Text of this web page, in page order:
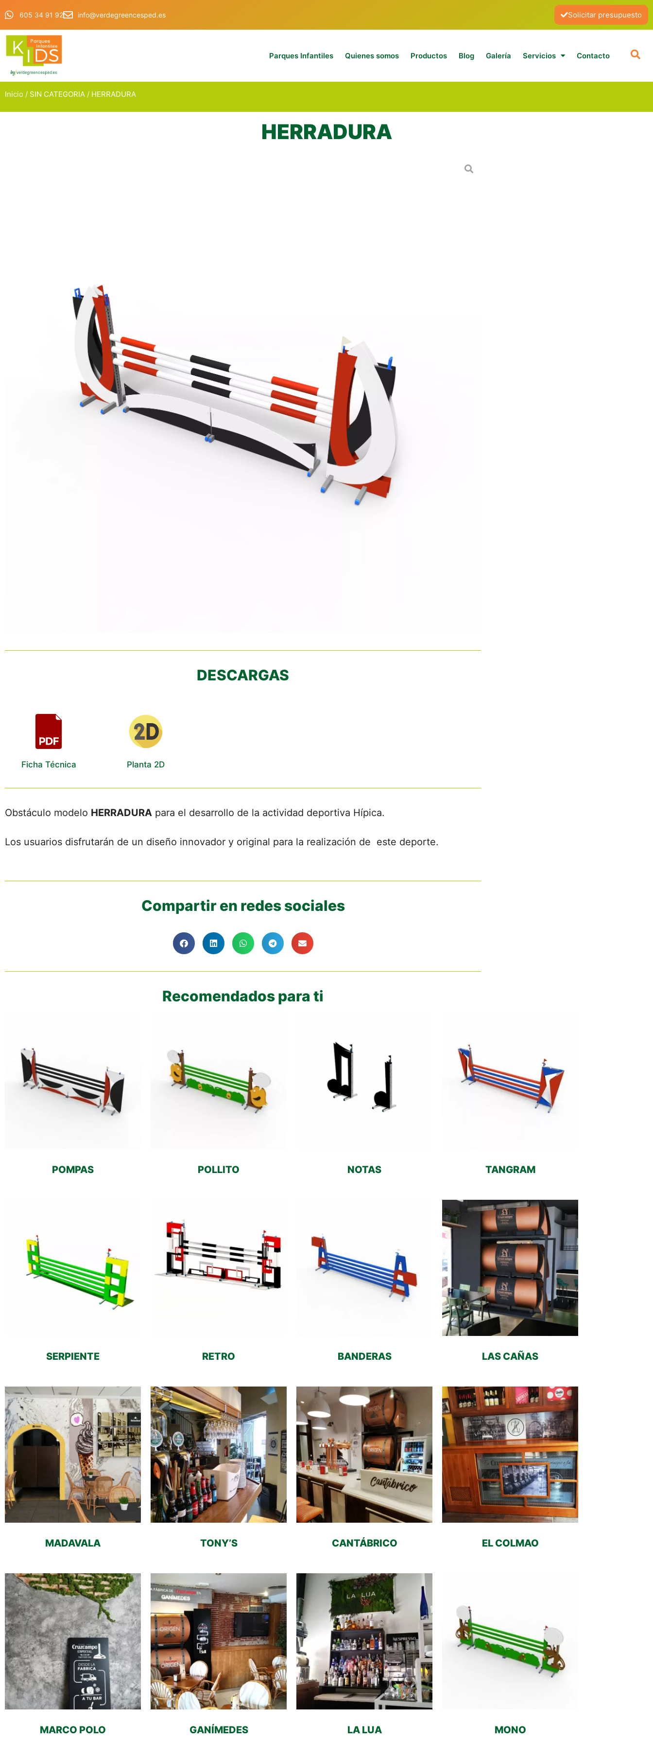
605 34 91 92 info@verdegreencesped.es Solicitar presupuesto
Parques Infantiles Quienes somos Productos Blog Galería Servicios Contacto
Inicio / SIN CATEGORIA / HERRADURA
HERRADURA
DESCARGAS
Ficha Técnica Planta 2D
Obstáculo modelo HERRADURA para el desarrollo de la actividad deportiva Hípica.
Los usuarios disfrutarán de un diseño innovador y original para la realización de este deporte.
Compartir en redes sociales
Recomendados para ti
POMPAS POLLITO NOTAS TANGRAM
SERPIENTE RETRO BANDERAS LAS CAÑAS
MADAVALA TONY’S CANTÁBRICO EL COLMAO
MARCO POLO GANÍMEDES LA LUA MONO